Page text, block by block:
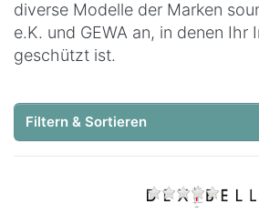
diverse Modelle der Marken
e.K. und GEWA an, in denen Ihr
geschützt ist.
Filtern & Sortieren
Zu